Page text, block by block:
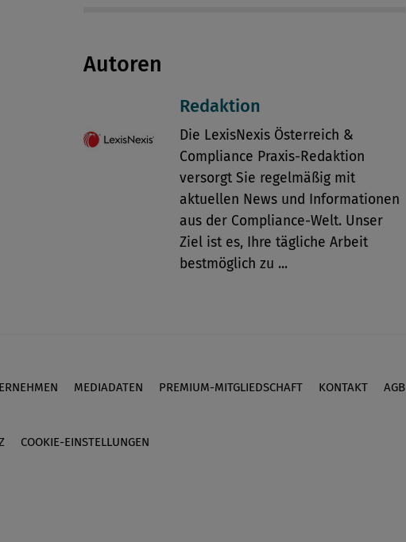
Autoren
Redaktion
Die LexisNexis Österreich &
Compliance Praxis-Redaktion
versorgt Sie regelmäßig mit
aktuellen News und Informationen
aus der Compliance-Welt. Unser
Ziel ist es, Ihre tägliche Arbeit
bestmöglich zu ...
MEDIADATEN PREMIUM-MITGLIEDSCHAFT KONTAKT AGB
COOKIE-EINSTELLUNGEN